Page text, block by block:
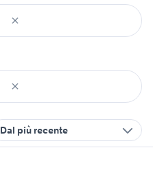
Dal più recente